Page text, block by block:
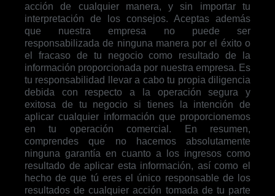
acción de cualquier manera, y sin importar tu
interpretación de los consejos. Aceptas además
que nuestra empresa no puede ser
responsabilizada de ninguna manera por el éxito o
el fracaso de tu negocio como resultado de la
información proporcionada por nuestra empresa. Es
tu responsabilidad llevar a cabo tu propia diligencia
debida con respecto a la operación segura y
exitosa de tu negocio si tienes la intención de
aplicar cualquier información que proporcionemos
en tu operación comercial. En resumen,
comprendes que no hacemos absolutamente
ninguna garantía en cuanto a los ingresos como
resultado de aplicar esta información, así como el
hecho de que tú eres el único responsable de los
resultados de cualquier acción tomada de tu parte